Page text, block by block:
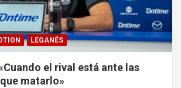
LEGANÉS
el rival está ante las
matarlo»